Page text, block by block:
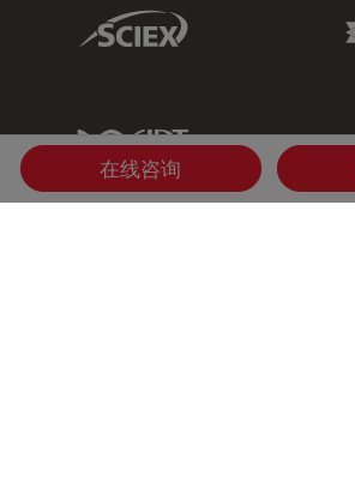
Sciex Link
IDT Link
在线咨询